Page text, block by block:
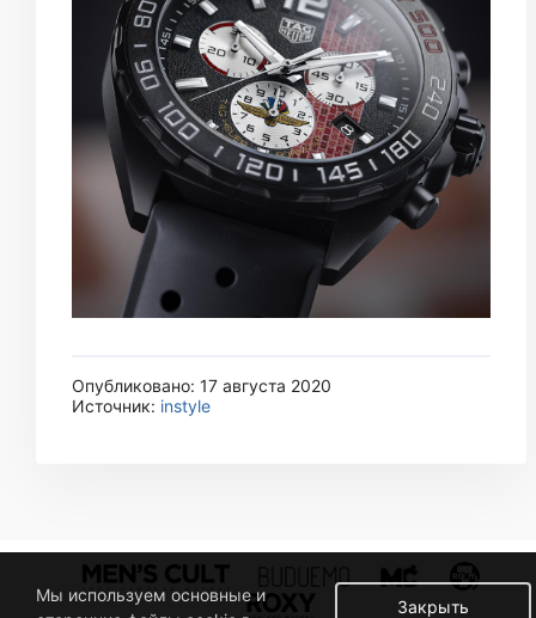
Опубликовано: 17 августа 2020
Источник: instyle
Закрыть
Мы используем основные и